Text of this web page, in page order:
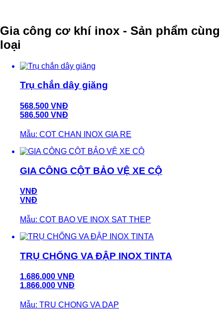
Gia công cơ khí inox - Sản phẩm cùng
loại
Trụ chắn dây giăng
568.500 VNĐ
586.500 VNĐ
Mẫu: COT CHAN INOX GIA RE
GIA CÔNG CỘT BẢO VỆ XE CỘ
VNĐ
VNĐ
Mẫu: COT BAO VE INOX SAT THEP
TRỤ CHỐNG VA ĐẬP INOX TINTA
1.686.000 VNĐ
1.866.000 VNĐ
Mẫu: TRU CHONG VA DAP